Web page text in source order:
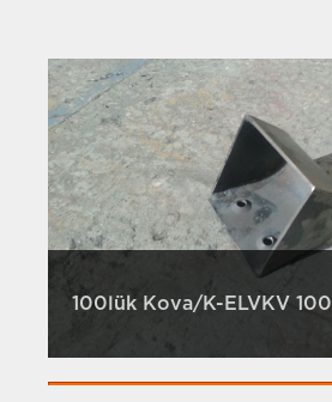
100lük Kova/K-ELVKV 100